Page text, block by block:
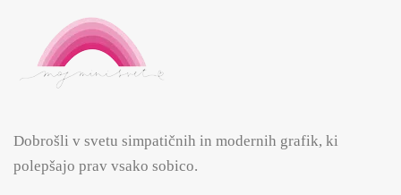
Dobrošli v svetu simpatičnih in modernih grafik, ki
polepšajo prav vsako sobico.